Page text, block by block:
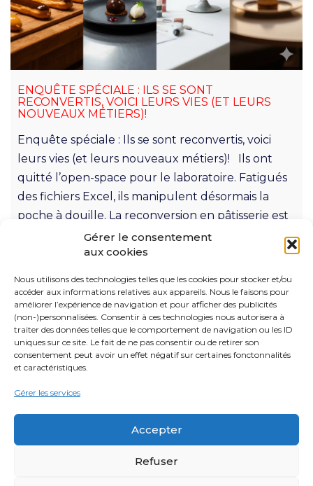
Gérer le consentement
aux cookies
Nous utilisons des technologies telles que les cookies pour stocker et/ou
accéder aux informations relatives aux appareils. Nous le faisons pour
améliorer l’expérience de navigation et pour afficher des publicités
(non-)personnalisées. Consentir à ces technologies nous autorisera à
traiter des données telles que le comportement de navigation ou les ID
uniques sur ce site. Le fait de ne pas consentir ou de retirer son
consentement peut avoir un effet négatif sur certaines fonctonnalités
et caractéristiques.
Gérer les services
Accepter
Refuser
ENQUÊTE SPÉCIALE : ILS SE SONT
RECONVERTIS, VOICI LEURS VIES (ET LEURS
NOUVEAUX MÉTIERS)!
Enquête spéciale : Ils se sont reconvertis, voici
leurs vies (et leurs nouveaux métiers)! Ils ont
quitté l’open-space pour le laboratoire. Fatigués
des fichiers Excel, ils manipulent désormais la
poche à douille. La reconversion en pâtisserie est
devenue le phénomène « lifestyle » de la
décennie. Mais une fois le rêve de l’odeur du pain
Lire plus
L'Atelier de Stéphane © 2026 - Tous droits réservés |
|Politique de confidentialité RGPD
|Politique des cookies|Règlement intérieur|
| Site mis à jour le 26.06.26